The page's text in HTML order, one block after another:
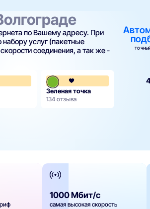
по Вашему адресу. При
услуг (пакетные
соединения, а так же -
4.1
Зеленая точка
134 отзыва
1000 Мбит/с
самая высокая скорость